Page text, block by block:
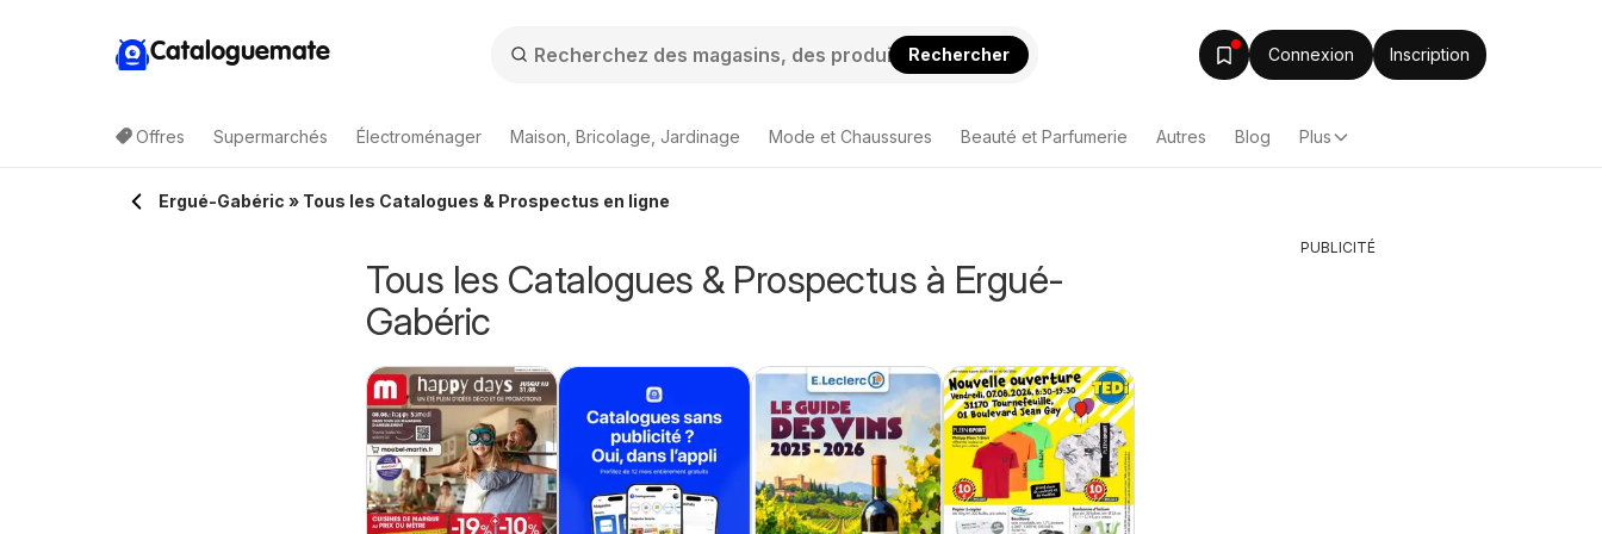
Cataloguemate Rechercher Connexion Inscription
Offres Supermarchés Électroménager Maison, Bricolage, Jardinage Mode et Chaussures Beauté et Parfumerie Autres Blog Plus
Ergué-Gabéric » Tous les Catalogues & Prospectus en ligne
Tous les Catalogues & Prospectus à Ergué-
Gabéric
PUBLICITÉ